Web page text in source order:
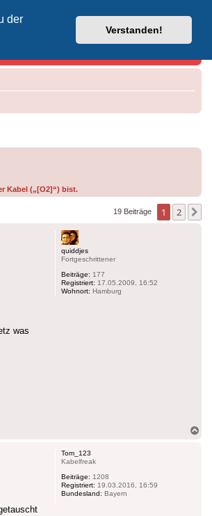
der
Verstanden!
Vodafone-Kabel-Helpdesk
Kabel („[O2]“) bist.
19 Beiträge 1 2
quiddjes
Fortgeschrittener
Beiträge: 177
Registriert: 17.05.2009, 16:52
Wohnort: Hamburg
was
Tom_123
Kabelfreak
Beiträge: 1208
Registriert: 19.03.2016, 16:59
Bundesland: Bayern